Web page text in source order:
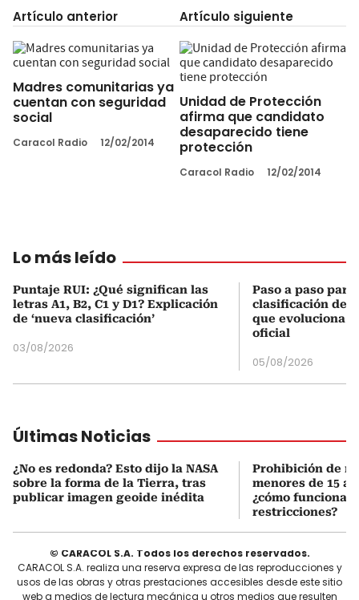
Artículo anterior
Madres comunitarias ya
cuentan con seguridad
social
Caracol Radio 12/02/2014
Artículo siguiente
Unidad de Protección
afirma que candidato
desaparecido tiene
protección
Caracol Radio 12/02/2014
Lo más leído
Puntaje RUI: ¿Qué significan las
letras A1, B2, C1 y D1? Explicación
de ‘nueva clasificación’
03/08/2026
Paso a paso
clasificación del
que evoluciona
oficial
05/08/2026
Últimas Noticias
¿No es redonda? Esto dijo la NASA
sobre la forma de la Tierra, tras
publicar imagen geoide inédita
Prohibición de
menores de 15
¿cómo funcionan
restricciones?
© CARACOL S.A. Todos los derechos reservados.
CARACOL S.A. realiza una reserva expresa de las reproducciones y
usos de las obras y otras prestaciones accesibles desde este sitio
web a medios de lectura mecánica u otros medios que resulten